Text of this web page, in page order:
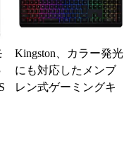
Kingston、カラー発光
にも対応したメンブ
レン式ゲーミングキ